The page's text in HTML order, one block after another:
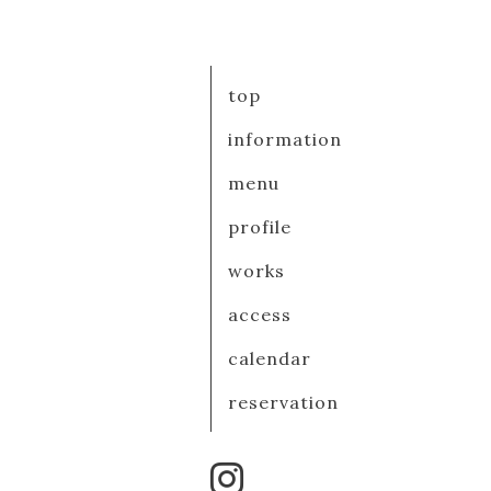
top
information
menu
profile
works
access
calendar
reservation